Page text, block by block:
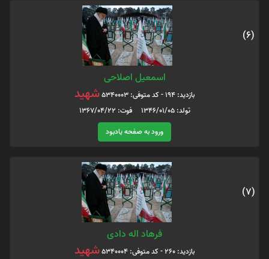
(6)
اسمعیل اصلاحی
بازدید: 194 - کد متوفی: 5340003 شهید
تولد: 1346/01/05 فوت: 1367/04/22
ورود به صفحه یادبود
(7)
فرهاد اله دادی
بازدید: 260 - کد متوفی: 5340004 شهید